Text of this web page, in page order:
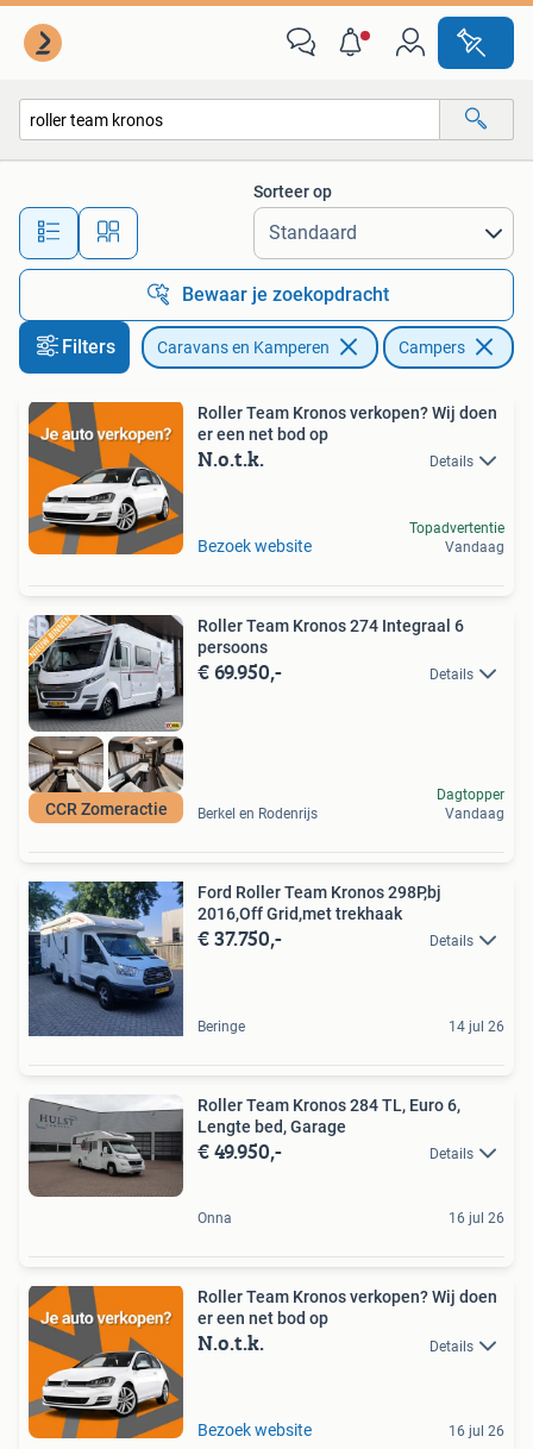
Alle afstanden…
Sorteer op
Bewaar je zoekopdracht
Filters Caravans en Kamperen Campers
Roller Team Kronos verkopen? Wij doen
er een net bod op
N.o.t.k. Details
Bezoek website
Topadvertentie
Vandaag
CCR Zomeractie
Roller Team Kronos 274 Integraal 6
persoons
€ 69.950,- Details
Berkel en Rodenrijs
Dagtopper
Vandaag
Ford Roller Team Kronos 298P,bj
2016,Off Grid,met trekhaak
€ 37.750,- Details
Beringe 14 jul 26
Roller Team Kronos 284 TL, Euro 6,
Lengte bed, Garage
€ 49.950,- Details
Onna 16 jul 26
Roller Team Kronos verkopen? Wij doen
er een net bod op
N.o.t.k. Details
Bezoek website 16 jul 26